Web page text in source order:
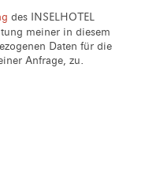
des INSELHOTEL
meiner in diesem
Daten für die
Anfrage, zu.